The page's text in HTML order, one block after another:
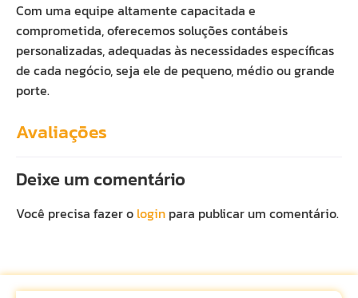
Com uma equipe altamente capacitada e
comprometida, oferecemos soluções contábeis
personalizadas, adequadas às necessidades específicas
de cada negócio, seja ele de pequeno, médio ou grande
porte.
Avaliações
Deixe um comentário
Você precisa fazer o login para publicar um comentário.